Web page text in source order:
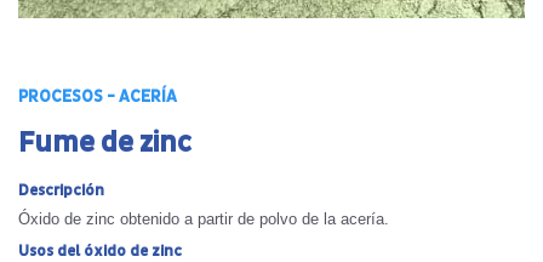
PROCESOS - ACERÍA
Fume de zinc
Descripción
Óxido de zinc obtenido a partir de polvo de la acería.
Usos del óxido de zinc